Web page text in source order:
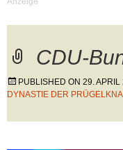
CDU-
PUBLISHED ON 29. APRIL
DYNASTIE DER